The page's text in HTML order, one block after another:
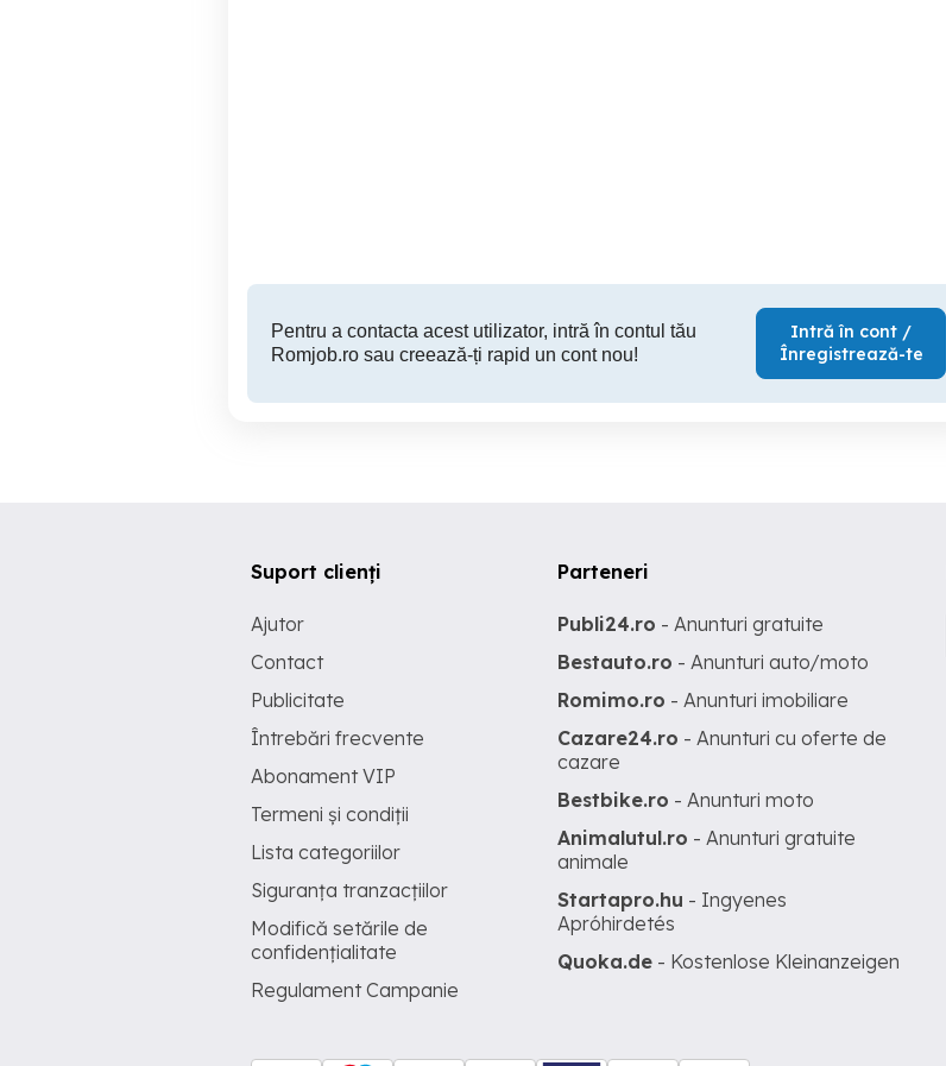
Pentru a contacta acest utilizator, intră în contul tău
Romjob.ro sau creează-ți rapid un cont nou!
Intră în cont /
Înregistrează-te
Suport clienți
Ajutor
Contact
Publicitate
Întrebări frecvente
Abonament VIP
Termeni și condiții
Lista categoriilor
Siguranța tranzacțiilor
Modifică setările de
confidențialitate
Regulament Campanie
Parteneri
Publi24.ro - Anunturi gratuite
Bestauto.ro - Anunturi auto/moto
Romimo.ro - Anunturi imobiliare
Cazare24.ro - Anunturi cu oferte de
cazare
Bestbike.ro - Anunturi moto
Animalutul.ro - Anunturi gratuite
animale
Startapro.hu - Ingyenes
Apróhirdetés
Quoka.de - Kostenlose Kleinanzeigen